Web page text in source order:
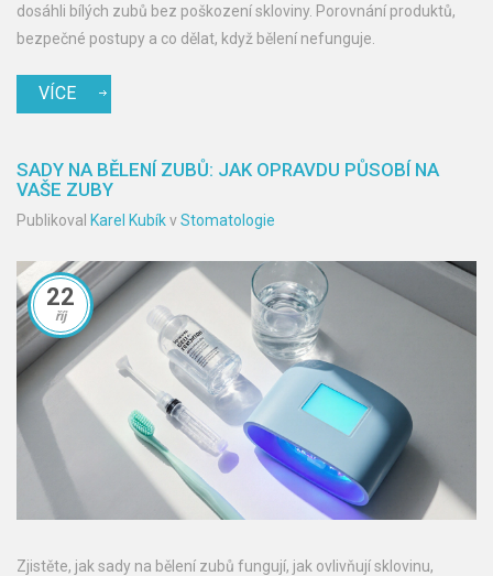
dosáhli bílých zubů bez poškození skloviny. Porovnání produktů,
bezpečné postupy a co dělat, když bělení nefunguje.
VÍCE
SADY NA BĚLENÍ ZUBŮ: JAK OPRAVDU PŮSOBÍ NA
VAŠE ZUBY
Publikoval Karel KubíkvStomatologie
22
říj
Zjistěte, jak sady na bělení zubů fungují, jak ovlivňují sklovinu,